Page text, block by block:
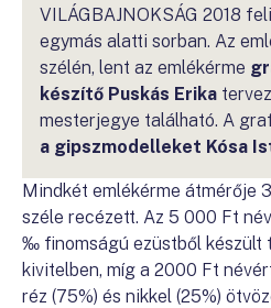
VILÁGBAJNOKSÁG 2018
egymás alatti sorban. Az
szélén, lent az emlékérme
készítő Puskás Erika
mesterjegye található. A
a gipszmodelleket Kósa
Mindkét emlékérme átmérője
széle recézett. Az 5 000 Ft
‰ finomságú ezüstből készült
kivitelben, míg a 2000 Ft
réz (75%) és nikkel (25%)